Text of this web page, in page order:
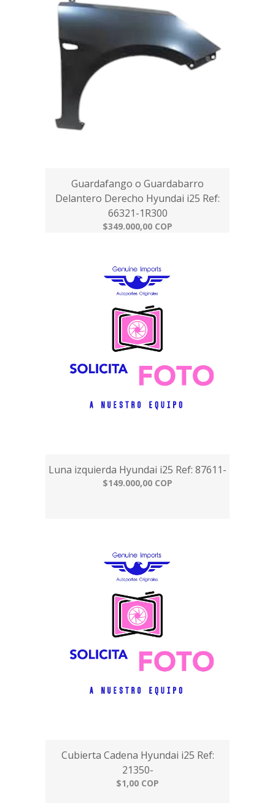
Guardafango o Guardabarro
Delantero Derecho Hyundai i25 Ref:
66321-1R300
$349.000,00 COP
Luna izquierda Hyundai i25 Ref: 87611-
$149.000,00 COP
Cubierta Cadena Hyundai i25 Ref:
21350-
$1,00 COP